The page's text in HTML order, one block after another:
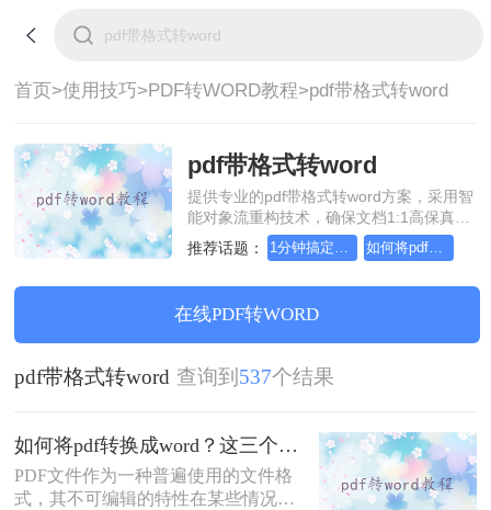
首页>使用技巧>PDF转WORD教程>pdf带格式转word
pdf带格式转word
提供专业的pdf带格式转word方案，采用智
能对象流重构技术，确保文档1:1高保真还
原且排版不乱码。支持一键批量处理，全
链路 SSL 加密保障隐私安全。助您快速实
公。
推荐话题： 1分钟搞定PDF转Word！这2个方法，一定要收好！ 如何将pdf转Word，一定要看看
在线PDF转WORD
pdf带格式转word 查询到 537个结果
如何将pdf转换成word？这三个转换方法，你一定要学会!
​PDF文件作为一种普遍使用的文件格
式，其不可编辑的特性在某些情况下